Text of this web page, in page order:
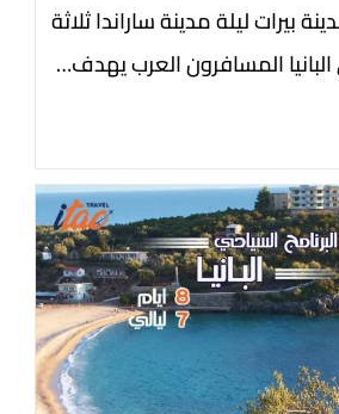
بيرات ليلة مدينة ساراندا ثلاثة
المسافرون العرب يهدف…